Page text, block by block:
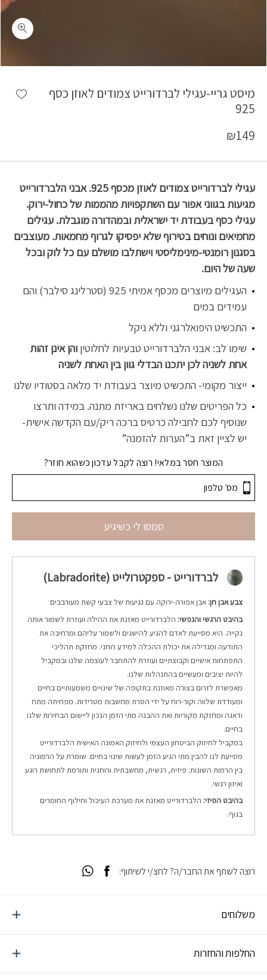
מיסט גריי-עגילי לברדורייט צמודים לאוזן כסף
925
₪149
עגילי לברדורייט צמודים לאוזן מכסף 925. אבני הלברדורייט
מגיעות בגווני אפור עם השתקפויות מהממות של כחול-ירוק.
עגילי כסף בעבודת יד ישראלית ובמהדורה מוגבלת. עגילים
מחמיאים ונוחים בטירוף שלא יפסיקו לגרוף מחמאות. מעוצבים
בסגנון רומנטי-מינימליסטי וישתלבו מושלם עם כל לוק ובכל
שעה של היום.
העגילים מיוצרים מכסף אמיתי 925 (סטרלינג סילבר) והם
עמידים במים
התכשיט היפואלרגני וללא ניקל
שימו לב: אבני הלברדורייט טבעיות לחלוטין והן אינן זהות
אחת לשניה לכן יתכנו הבדלי גוון בין האחת לשניה
ייצור מקומי- התכשיט מיוצר בעבודת יד מלאה בסטודיו שלנו
כל הפריטים שלנו נשלחים באריזת מתנה. במידה ותרצו
שנוסיף לכם לחבילה כרטיס ברכה ריק/עם הקדשה אישית-
יש לציין זאת ב”הערות להזמנה”
המוצר חסר במלאי! רוצה לקבל עדכון כשהוא חוזר?
סמסו לי כשיגיע
לברדורייט - ספקטרולייט (Labradorite)
צבע אבן חן: אבן אפורה-ירוקה עם נגיעות של צבעי קשת מעורבבים
בהיבט הרגשי והנפשי: הלברדורייט מאזנת את ההילה ועוזרת לשמור אותה
נקייה. היא מסייעת לאדם להגיע להישגים ולשמור עליהם ומרחיבה את
התודעה ומגדילה את יכולת ההכלה למידע רוחני. מחזקת תהליכי
התפתחות אישיים וקבוצתיים ועוזרת להתחבר לעוצמה שלנו ובמקביל
להיות יציבים ומעשיים בהתנהלות שלנו.
מאפשרת לזרום בצורה מאוזנת בתקופה של שינויים משמעותיים בחיים
ומעודדת שלווה וקור-רוח על ידי הסרת מחשבות מטרידות. מפחיתה מתח
ודאגה ומחזקת מקוריות ואת ההבנה מתי הזמן הנכון ליישום הבחירות שלנו
בחיים.
במקביל לחיזוק הביטחון העצמי ולחיזוק האמונה האישית הלברדורייט
מסייעת לנו להבין מתי הגיע הזמן לעשות שינוי בחיים. שומרת על הרמוניה
בין הרמות השונות: פיזית, רגשית, מחשבתית ורוחנית ותורמת לתחושת רוגע
ואיזון רגשי.
בהיבט הפיזי: הלברדורייט מאזנת את מערכת העיכול וחילוף החומרים
בגוף.
משלוחים
החלפות והחזרות
רוצה לשתף את החבר/ה? לחצ/י לשיתוף: